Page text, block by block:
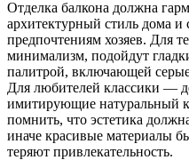
Отделка балкона должна
архитектурный стиль дома и
предпочтениям хозяев. Для
минимализм, подойдут
палитрой, включающей
Для любителей классики —
имитирующие натуральный
помнить, что эстетика
иначе красивые материалы
теряют привлекательность.